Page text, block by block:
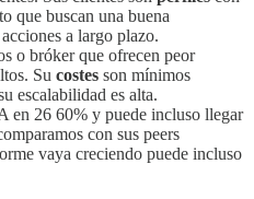
que buscan una buena
a largo plazo.
o bróker que ofrecen peor
Su costes son mínimos
escalabilidad es alta.
en 26 60% y puede incluso llegar
con sus peers
vaya creciendo puede incluso